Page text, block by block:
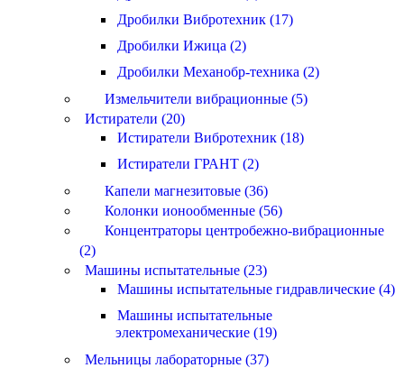
Дробилки Вибротехник (17)
Дробилки Ижица (2)
Дробилки Механобр-техника (2)
Измельчители вибрационные (5)
Истиратели (20)
Истиратели Вибротехник (18)
Истиратели ГРАНТ (2)
Капели магнезитовые (36)
Колонки ионообменные (56)
Концентраторы центробежно-вибрационные
(2)
Машины испытательные (23)
Машины испытательные гидравлические (4)
Машины испытательные
электромеханические (19)
Мельницы лабораторные (37)